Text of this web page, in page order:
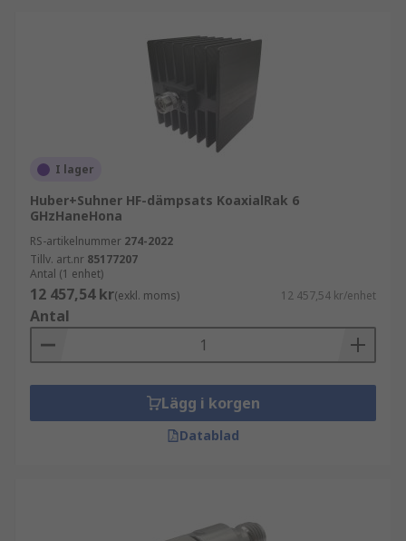
I lager
Huber+Suhner HF-dämpsats KoaxialRak 6
GHzHaneHona
RS-artikelnummer 274-2022
Tillv. art.nr 85177207
Antal (1 enhet)
12 457,54 kr(exkl. moms) 12 457,54 kr/enhet
Antal
Lägg i korgen
Datablad